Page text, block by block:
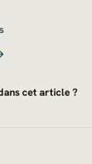
cet article ?